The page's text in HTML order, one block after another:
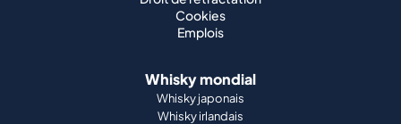
Cookies
Emplois
Whisky mondial
Whisky japonais
Whisky irlandais